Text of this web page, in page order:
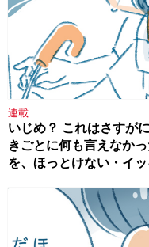
連載
いじめ？ これはさすが
きごとに何も言えなか
を、ほっとけない・イッ